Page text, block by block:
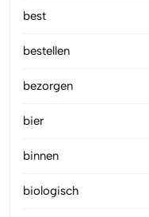
best
bestellen
bezorgen
bier
binnen
biologisch